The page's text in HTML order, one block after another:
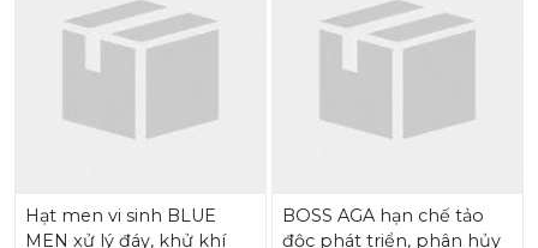
Hạt men vi sinh BLUE
MEN xử lý đáy, khử khí
BOSS AGA hạn chế tảo
độc phát triển, phân hủy